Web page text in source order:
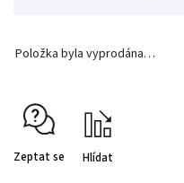
Položka byla vyprodána…
Zeptat se Hlídat